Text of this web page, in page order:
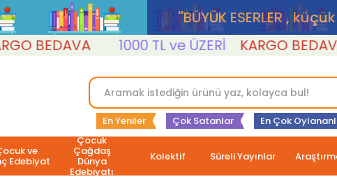
''BÜYÜK ESERLER ,
BEDAVA 1000 TL ve ÜZERİ KARGO BEDAVA
En Yeniler Çok Satanlar En Çok
ve
Edebiyat
Çocuk
Çağdaş
Dünya
Edebiyatı
Kolektif Süreli Yayınlar